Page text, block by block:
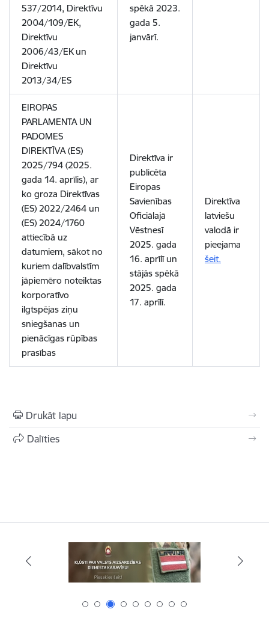
537/2014, Direktīvu
2004/109/EK,
Direktīvu
2006/43/EK un
Direktīvu
2013/34/ES
spēkā 2023.
gada 5.
janvārī.
EIROPAS
PARLAMENTA UN
PADOMES
DIREKTĪVA (ES)
2025/794 (2025.
gada 14. aprīlis), ar
ko groza Direktīvas
(ES) 2022/2464 un
(ES) 2024/1760
attiecībā uz
datumiem, sākot no
kuriem dalībvalstīm
jāpiemēro noteiktas
korporatīvo
ilgtspējas ziņu
sniegšanas un
pienācīgas rūpības
prasības
Direktīva ir
publicēta
Eiropas
Savienības
Oficiālajā
Vēstnesī
2025. gada
16. aprīlī un
stājās spēkā
2025. gada
17. aprīlī.
Direktīva
latviešu
valodā ir
pieejama
šeit.
Drukāt lapu
Dalīties